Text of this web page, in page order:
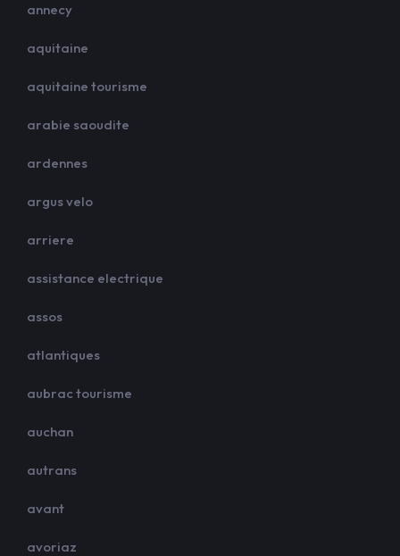
annecy
aquitaine
aquitaine tourisme
arabie saoudite
ardennes
argus velo
arriere
assistance electrique
assos
atlantiques
aubrac tourisme
auchan
autrans
avant
avoriaz